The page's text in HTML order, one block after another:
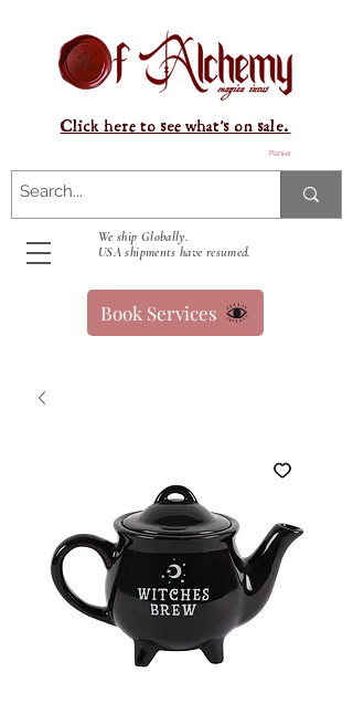
Panier
We ship Globally.
USA shipments have resumed.
Click here to see what's on sale.
Book Services